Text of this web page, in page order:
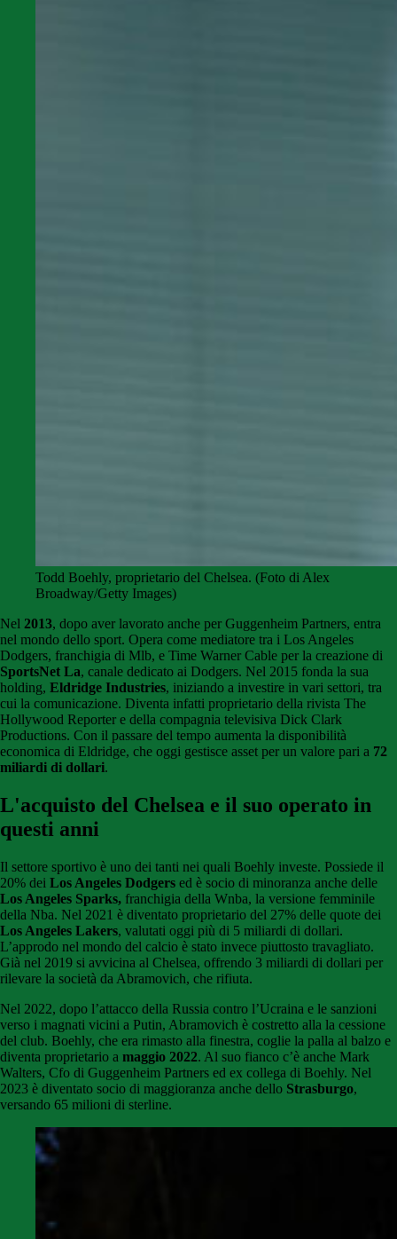
Todd Boehly, proprietario del Chelsea. (Foto di Alex
Broadway/Getty Images)
Nel 2013, dopo aver lavorato anche per Guggenheim Partners, entra
nel mondo dello sport. Opera come mediatore tra i Los Angeles
Dodgers, franchigia di Mlb, e Time Warner Cable per la creazione di
SportsNet La, canale dedicato ai Dodgers. Nel 2015 fonda la sua
holding, Eldridge Industries, iniziando a investire in vari settori, tra
cui la comunicazione. Diventa infatti proprietario della rivista The
Hollywood Reporter e della compagnia televisiva Dick Clark
Productions. Con il passare del tempo aumenta la disponibilità
economica di Eldridge, che oggi gestisce asset per un valore pari a 72
miliardi di dollari.
L'acquisto del Chelsea e il suo operato in
questi anni
Il settore sportivo è uno dei tanti nei quali Boehly investe. Possiede il
20% dei Los Angeles Dodgers ed è socio di minoranza anche delle
Los Angeles Sparks, franchigia della Wnba, la versione femminile
della Nba. Nel 2021 è diventato proprietario del 27% delle quote dei
Los Angeles Lakers, valutati oggi più di 5 miliardi di dollari.
L’approdo nel mondo del calcio è stato invece piuttosto travagliato.
Già nel 2019 si avvicina al Chelsea, offrendo 3 miliardi di dollari per
rilevare la società da Abramovich, che rifiuta.
Nel 2022, dopo l’attacco della Russia contro l’Ucraina e le sanzioni
verso i magnati vicini a Putin, Abramovich è costretto alla la cessione
del club. Boehly, che era rimasto alla finestra, coglie la palla al balzo e
diventa proprietario a maggio 2022. Al suo fianco c’è anche Mark
Walters, Cfo di Guggenheim Partners ed ex collega di Boehly. Nel
2023 è diventato socio di maggioranza anche dello Strasburgo,
versando 65 milioni di sterline.